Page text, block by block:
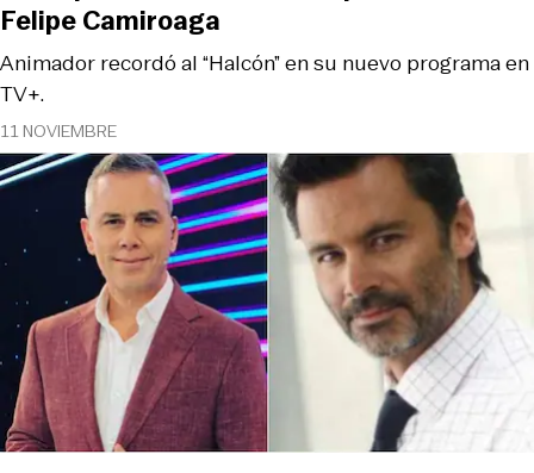
11 NOVIEMBRE
Animador recordó al “Halcón” en su nuevo programa en
TV+.
Felipe Camiroaga